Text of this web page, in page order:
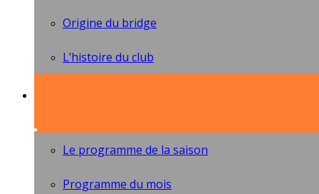
Origine du bridge
L’histoire du club
Le programme de la saison
Programme du mois